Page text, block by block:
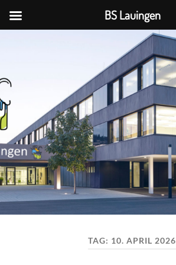
BS
TAG: 10. APRIL 2026
BS Lauingen